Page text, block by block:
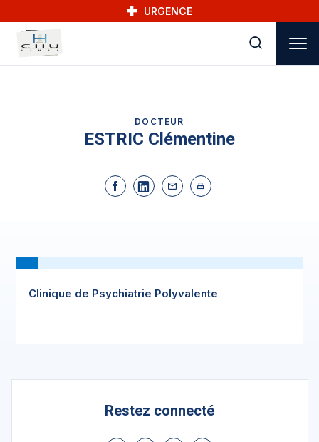
URGENCE
DOCTEUR
ESTRIC Clémentine
Clinique de Psychiatrie Polyvalente
Restez connecté